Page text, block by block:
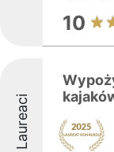
10
Laureaci